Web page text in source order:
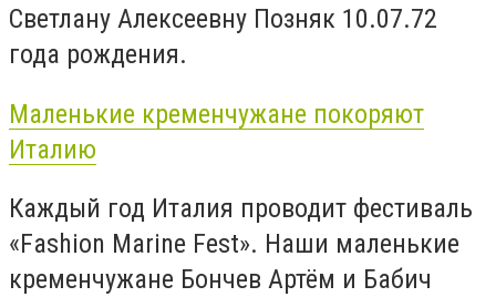
Светлану Алексеевну Позняк 10.07.72
года рождения.
Маленькие кременчужане покоряют
Италию
Каждый год Италия проводит фестиваль
«Fashion Marine Fest». Наши маленькие
кременчужане Бончев Артём и Бабич